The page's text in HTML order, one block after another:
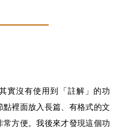
實沒有使用到「註解」的功
裡面放入長篇、有格式的文
方便。我後來才發現這個功